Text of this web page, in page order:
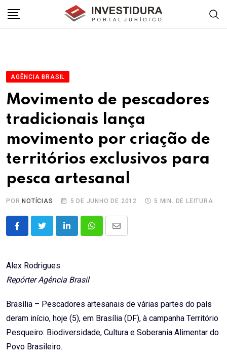
AGÊNCIA BRASIL
Movimento de pescadores
tradicionais lança
movimento por criação de
territórios exclusivos para
pesca artesanal
POR NOTÍCIAS 5 DE JUNHO DE 2012 5 MIN. DE LEITURA
LinkedInWhatsappShare
Alex Rodrigues
Repórter Agência Brasil
Brasília – Pescadores artesanais de várias partes do país
deram início, hoje (5), em Brasília (DF), à campanha Território
Pesqueiro: Biodiversidade, Cultura e Soberania Alimentar do
Povo Brasileiro.